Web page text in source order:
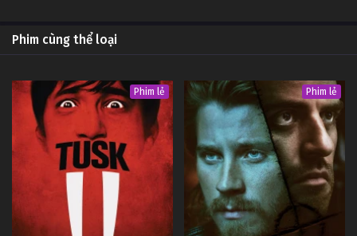
Phim cùng thể loại
Phim lẻ Phim lẻ